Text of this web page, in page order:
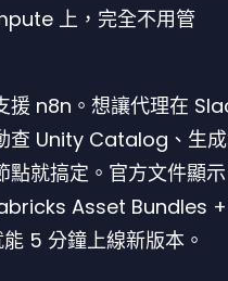
上，完全不用管
援 n8n。想讓代理在
查 Unity Catalog、生
點就搞定。官方文件顯
Asset Bundles +
5 分鐘上線新版本。